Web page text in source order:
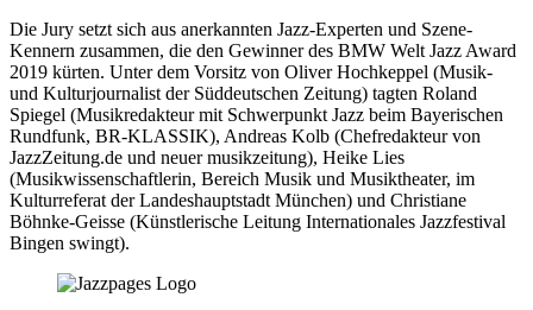
Die Jury setzt sich aus anerkannten Jazz-Experten und Szene-
Kennern zusammen, die den Gewinner des BMW Welt Jazz Award
2019 kürten. Unter dem Vorsitz von Oliver Hochkeppel (Musik-
und Kulturjournalist der Süddeutschen Zeitung) tagten Roland
Spiegel (Musikredakteur mit Schwerpunkt Jazz beim Bayerischen
Rundfunk, BR-KLASSIK), Andreas Kolb (Chefredakteur von
JazzZeitung.de und neuer musikzeitung), Heike Lies
(Musikwissenschaftlerin, Bereich Musik und Musiktheater, im
Kulturreferat der Landeshauptstadt München) und Christiane
Böhnke-Geisse (Künstlerische Leitung Internationales Jazzfestival
Bingen swingt).